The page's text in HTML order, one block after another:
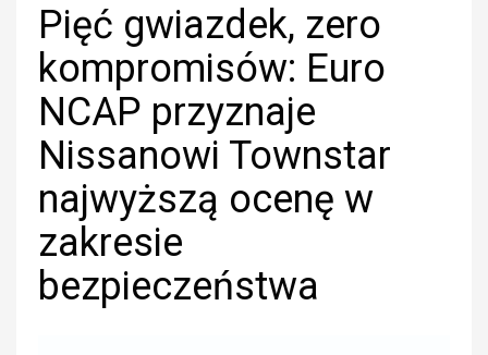
Pięć gwiazdek, zero
kompromisów: Euro
NCAP przyznaje
Nissanowi Townstar
najwyższą ocenę w
zakresie
bezpieczeństwa